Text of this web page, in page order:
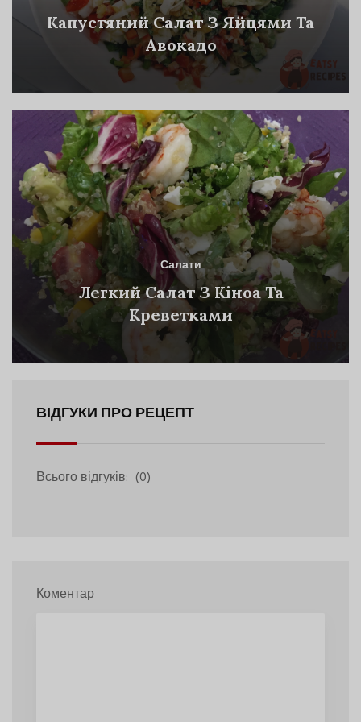
Капустяний Салат З Яйцями Та
Авокадо
Салати
Легкий Салат З Кіноа Та
Креветками
ВІДГУКИ ПРО РЕЦЕПТ
Всього відгуків: (0)
Коментар